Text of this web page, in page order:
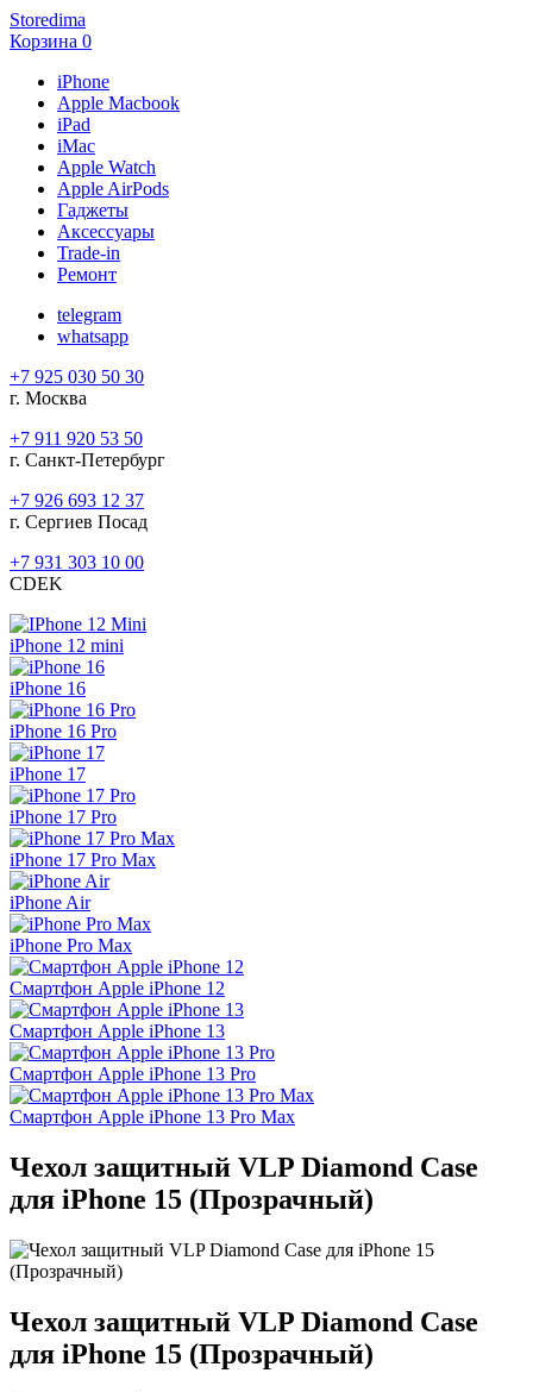
Storedima
Корзина 0
iPhone
Apple Macbook
iPad
iMac
Apple Watch
Apple AirPods
Гаджеты
Аксессуары
Trade-in
Ремонт
telegram
whatsapp
+7 925 030 50 30
г. Москва
+7 911 920 53 50
г. Санкт-Петербург
+7 926 693 12 37
г. Сергиев Посад
+7 931 303 10 00
CDEK
iPhone 12 mini
iPhone 16
iPhone 16 Pro
iPhone 17
iPhone 17 Pro
iPhone 17 Pro Max
iPhone Air
iPhone Pro Max
Смартфон Apple iPhone 12
Смартфон Apple iPhone 13
Смартфон Apple iPhone 13 Pro
Смартфон Apple iPhone 13 Pro Max
Чехол защитный VLP Diamond Case
для iPhone 15 (Прозрачный)
Чехол защитный VLP Diamond Case
для iPhone 15 (Прозрачный)